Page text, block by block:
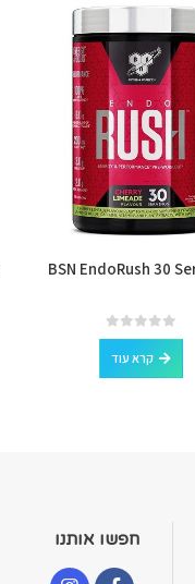
BSN EndoRush 30
0
out of 5
קרא עוד
חפשו אותנו